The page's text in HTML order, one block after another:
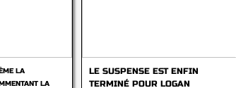
LA
LA
LE SUSPENSE EST ENFIN
TERMINÉ POUR LOGAN